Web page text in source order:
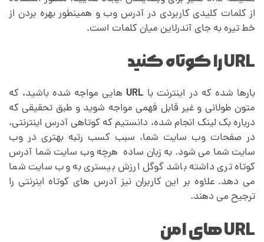
از کلمات کلیدی کاربردی در آدرس وب و همینطور بهره بردن از
خط تیره به جای آندرلاین میان کلمات است.
URL را کوتاه کنید
بارها شده که در اینترنت با URLهایی مواجه شده باشید، که
متون طولانی و غیر قابل فهمی مواجه شوید و طبق تحقیقی که
درباره بک لینک انجام شده، دانستیم که کوتاهی آدرس اینترنتی،
در صفحات وب سایت شما، سبب کسب رتبه بهتری در وب
سایت شما می شود. به زبان ساده هرچه وب سایت شما آدرس
کوتاه تری داشته باشد گوگل ارزش بیستری به وب سایت شما
می دهد. علاوه بر این کاربران نیز آدرس های کوتاه اینرنتی را
ترجیح می دهند.
URL های امن